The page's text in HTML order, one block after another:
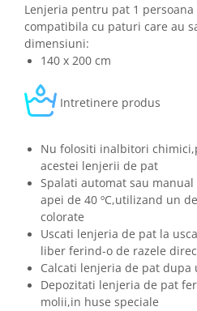
Lenjeria pentru pat 1 persoana
compatibila cu paturi care au
dimensiuni:
140 x 200 cm
Intretinere produs
Nu folositi inalbitori
acestei lenjerii de pat
Spalati automat sau
apei de 40 ºC,utilizand un
colorate
Uscati lenjeria de pat la
liber ferind-o de razele
Calcati lenjeria de pat dupa
Depozitati lenjeria de pat
molii,in huse speciale